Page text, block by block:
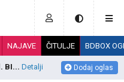
NAJAVE ČITULJE BDBOX
Dodaj oglas
Detalji